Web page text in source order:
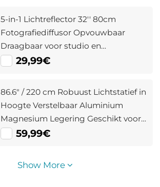
5-in-1 Lichtreflector 32'' 80cm
Fotografiediffusor Opvouwbaar
Draagbaar voor studio en
Buitenverlichting Goud Zilver Wit
29,99€
86.6" / 220 cm Robuust Lichtstatief in
Hoogte Verstelbaar Aluminium
Magnesium Legering Geschikt voor
Fotografie / Studio / Youtube Video's
59,99€
Show More